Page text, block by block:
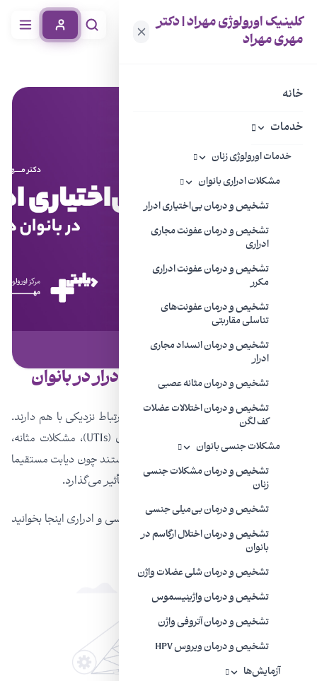
کلینیک اورولوژی مهراد | دکتر
مهری مهراد
خانه
خدمات
خدمات اورولوژی زنان
مشکلات ادراری بانوان
تشخیص و درمان بی‌اختیاری ادرار
تشخیص و درمان عفونت مجاری
ادراری
تشخیص و درمان عفونت ادراری
مکرر
تشخیص و درمان عفونت‌های
تناسلی مقاربتی
تشخیص و درمان انسداد مجاری
ادرار
تشخیص و درمان مثانه عصبی
تشخیص و درمان اختلالات عضلات
کف لگن
مشکلات جنسی بانوان
تشخیص و درمان مشکلات جنسی
زنان
تشخیص و درمان بی‌میلی جنسی
تشخیص و درمان اختلال ارگاسم در
بانوان
تشخیص و درمان شلی عضلات واژن
تشخیص و درمان واژینیسموس
تشخیص و درمان آتروفی واژن
تشخیص و درمان ویروس HPV
آزمایش‌ها
ویدیو | ۷ دی ۱۴۰۲
ویدیو: تشخیص بی اختیاری ادرار در بانوان
دیابتی
دیابت و مسائل مربوط به سلامت اورولوژی ارتباط نزدیکی با هم دارند.
دیابتی‌ها مستعد عفونت‌های دستگاه ادراری (UTIs)، مشکلات مثانه،
بی‌اختیاری ادرار و اختلال عملکرد جنسی هستند چون دیابت مستقیما
بر جریان خون، اعصاب و عملکرد حسی بدن تأثیر می‌گذارد.
درباره دیابت و تاثیر آن بر سلامت دستگاه جنسی و ادراری اینجا بخوانید